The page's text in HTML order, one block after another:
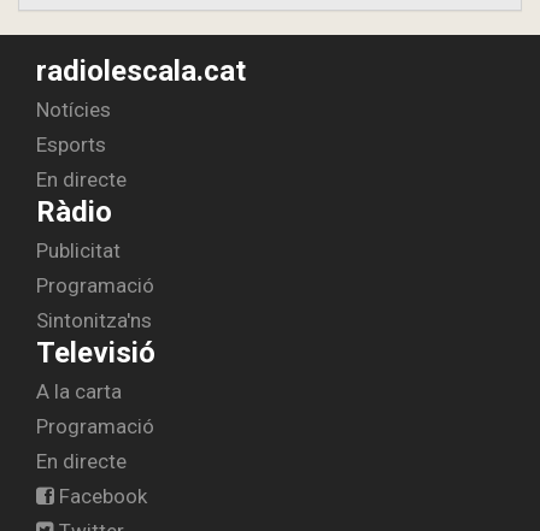
radiolescala.cat
Notícies
Esports
En directe
Ràdio
Publicitat
Programació
Sintonitza'ns
Televisió
A la carta
Programació
En directe
Facebook